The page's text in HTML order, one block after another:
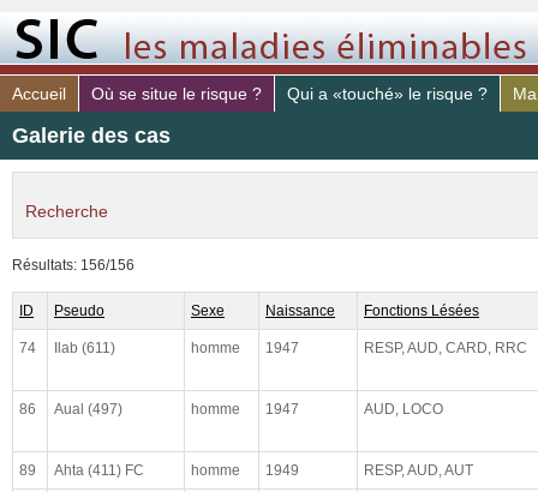
Accueil Où se situe le risque ? Qui a «touché» le risque ?
Galerie des cas
Recherche
identifiant
médecin.
sexe
Fonctions vitales lésées
risque PAR (sujet)
Résultats: 156/156
ID Pseudo Sexe Naissance Fonctions Lésées
74 Ilab (611) homme 1947 RESP, AUD, CARD, RRC
86 Aual (497) homme 1947 AUD, LOCO
89 Ahta (411) FC homme 1949 RESP, AUD, AUT